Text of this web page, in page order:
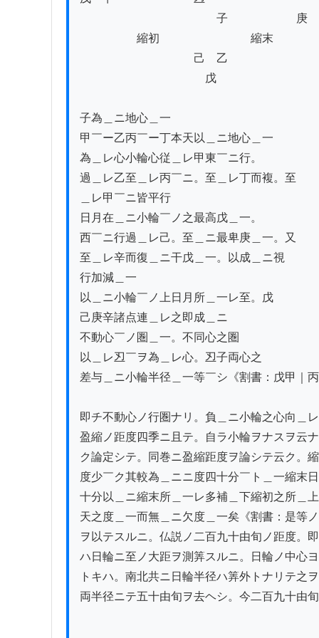
子　　　　　　庚　
縮初　　　　　　　　縮末
己　乙
戊
子為＿ニ地心＿一
甲￣ー乙丙￣ー丁本天以＿ニ地心＿一
為＿レ心小輪心従＿レ甲東￣ニ行。
過＿レ乙至＿レ丙￣ニ。至＿レ丁而複。至
＿レ甲￣ニ皆平行
日月在＿ニ小輪￣ノ之最高戊＿一。
西￣ニ行過＿レ己。至＿ニ最卑庚＿一。又
至＿レ辛而復＿ニ干戊＿一。以成＿ニ視
行加減＿一
以＿ニ小輪￣ノ上日月所＿一レ至。戊
己庚辛諸点連＿レ之即成＿ニ
不動心￣ノ圏＿一。不同心之圏
以＿レ丒￣ヲ為＿レ心。丒子両心之
差与＿ニ小輪半径＿一等￣シ《割書：戊甲｜
即チ不動心ノ行圏ナリ。負＿ニ小輪之心向＿
盈縮ノ距度四季ニ且テ。自ラ小輪ヲナスヲ云
ク論定シテ。同巻ニ盈縮距度ヲ論シテ云ク。
度少￣ク其較為＿ニニ度四十分￣ト＿一縮末
十分以＿ニ縮末所＿一レ多補＿下縮初之所＿
天之度＿一而無＿ニ欠度＿一矣《割書：是等
ヲ以テスルニ。仏説ノ二百九十由旬ノ距度。
ハ日輪ニ至ノ大距ヲ測筭スルニ。日輪ノ中心
トキハ。南北共ニ日輪半径ハ筭外トナリテ之
両半径ニテ五十由旬ヲ去ヘシ。今二百九十由